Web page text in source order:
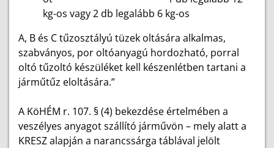
kg-os vagy 2 db legalább 6 kg-os
A, B és C tűzosztályú tüzek oltására alkalmas,
szabványos, por oltóanyagú hordozható, porral
oltó tűzoltó készüléket kell készenlétben tartani a
járműtűz eloltására.”
A KöHÉM r. 107. § (4) bekezdése értelmében a
veszélyes anyagot szállító járművön – mely alatt a
KRESZ alapján a narancssárga táblával jelölt